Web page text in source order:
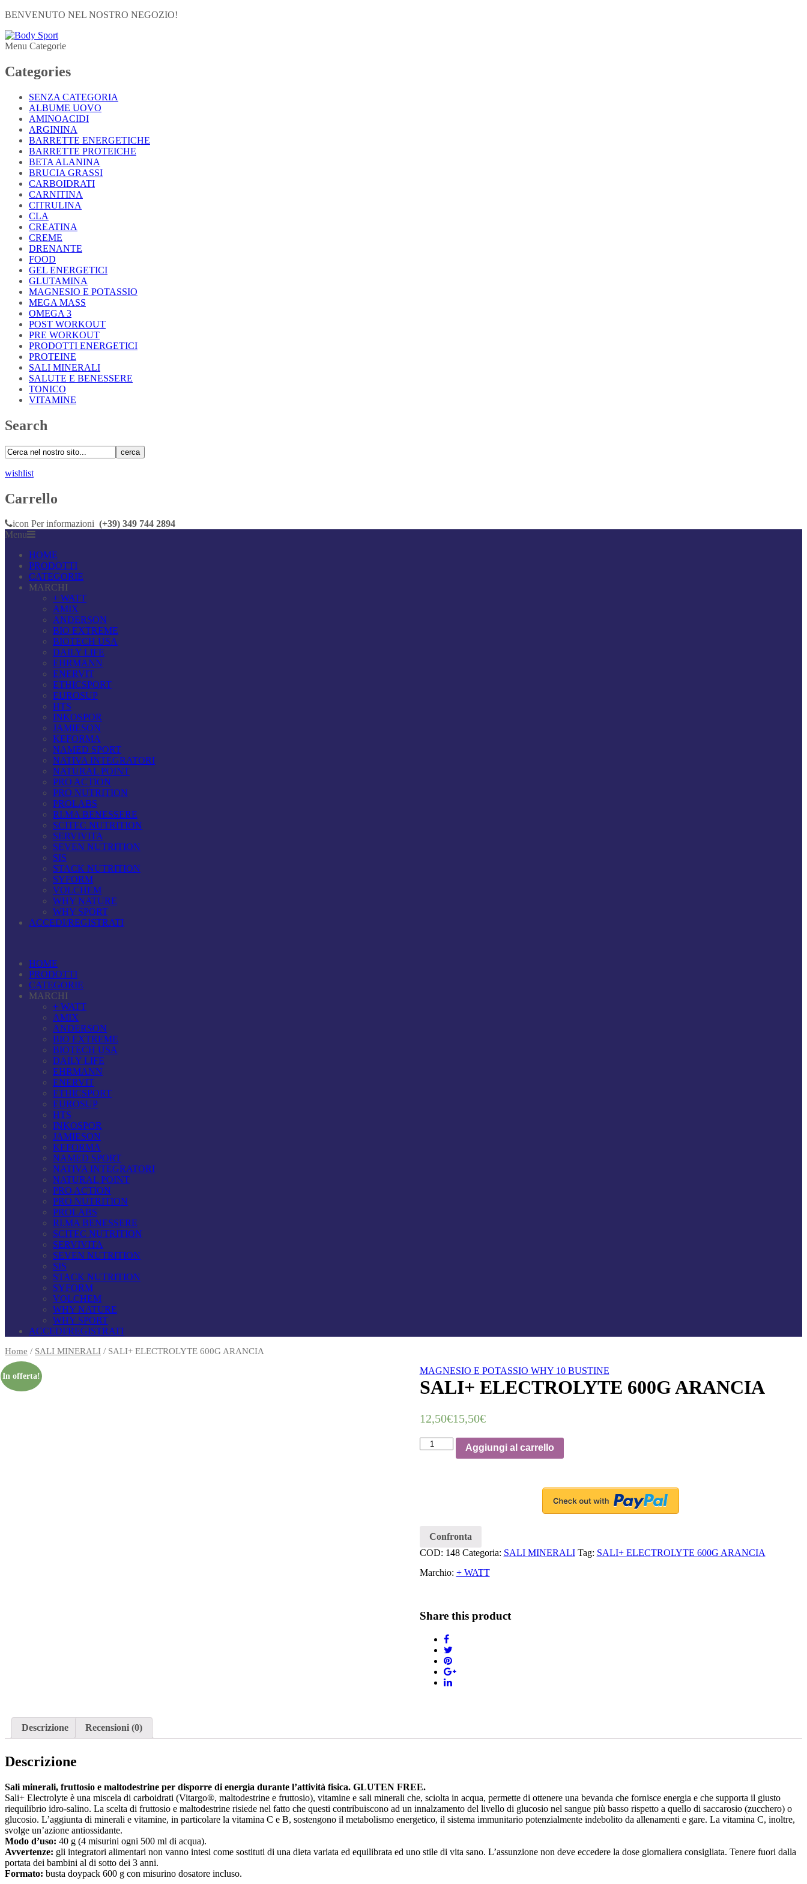
BENVENUTO NEL NOSTRO NEGOZIO!
Menu Categorie
Categories
SENZA CATEGORIA
ALBUME UOVO
AMINOACIDI
ARGININA
BARRETTE ENERGETICHE
BARRETTE PROTEICHE
BETA ALANINA
BRUCIA GRASSI
CARBOIDRATI
CARNITINA
CITRULINA
CLA
CREATINA
CREME
DRENANTE
FOOD
GEL ENERGETICI
GLUTAMINA
MAGNESIO E POTASSIO
MEGA MASS
OMEGA 3
POST WORKOUT
PRE WORKOUT
PRODOTTI ENERGETICI
PROTEINE
SALI MINERALI
SALUTE E BENESSERE
TONICO
VITAMINE
Search
cerca
wishlist
Carrello
icon Per informazioni (+39) 349 744 2894
Menu
HOME
PRODOTTI
CATEGORIE
MARCHI
+ WATT
AMIX
ANDERSON
BIO EXTREME
BIOTECH USA
DAILY LIFE
EHRMANN
ENERVIT
ETHICSPORT
EUROSUP
HTS
INKOSPOR
JAMIESON
KEFORMA
NAMED SPORT
NATIVA INTEGRATORI
NATURAL POINT
PRO ACTION
PRO NUTRITION
PROLABS
RI.MA BENESSERE
SCITEC NUTRITION
SERVIVITA
SEVEN NUTRITION
SIS
STACK NUTRITION
SYFORM
VOLCHEM
WHY NATURE
WHY SPORT
ACCEDI/REGISTRATI
HOME
PRODOTTI
CATEGORIE
MARCHI
+ WATT
AMIX
ANDERSON
BIO EXTREME
BIOTECH USA
DAILY LIFE
EHRMANN
ENERVIT
ETHICSPORT
EUROSUP
HTS
INKOSPOR
JAMIESON
KEFORMA
NAMED SPORT
NATIVA INTEGRATORI
NATURAL POINT
PRO ACTION
PRO NUTRITION
PROLABS
RI.MA BENESSERE
SCITEC NUTRITION
SERVIVITA
SEVEN NUTRITION
SIS
STACK NUTRITION
SYFORM
VOLCHEM
WHY NATURE
WHY SPORT
ACCEDI/REGISTRATI
Home / SALI MINERALI / SALI+ ELECTROLYTE 600G ARANCIA
In offerta!
MAGNESIO E POTASSIO WHY 10 BUSTINE
SALI+ ELECTROLYTE 600G ARANCIA
12,50€15,50€
Quantità
Aggiungi al carrello
Confronta
COD: 148 Categoria: SALI MINERALI Tag: SALI+ ELECTROLYTE 600G ARANCIA
Marchio: + WATT
Share this product
Descrizione Recensioni (0)
Descrizione
Sali minerali, fruttosio e maltodestrine per disporre di energia durante l’attività fisica. GLUTEN FREE.
Sali+ Electrolyte è una miscela di carboidrati (Vitargo®, maltodestrine e fruttosio), vitamine e sali minerali che, sciolta in acqua, permette di ottenere una bevanda che fornisce energia e che supporta il giusto
riequilibrio idro-salino. La scelta di fruttosio e maltodestrine risiede nel fatto che questi contribuiscono ad un innalzamento del livello di glucosio nel sangue più basso rispetto a quello di saccarosio (zucchero) o
glucosio. L’aggiunta di minerali e vitamine, in particolare la vitamina C e B, sostengono il metabolismo energetico, il sistema immunitario potenzialmente indebolito da allenamenti e gare. La vitamina C, inoltre,
svolge un’azione antiossidante.
Modo d’uso: 40 g (4 misurini ogni 500 ml di acqua).
Avvertenze: gli integratori alimentari non vanno intesi come sostituti di una dieta variata ed equilibrata ed uno stile di vita sano. L’assunzione non deve eccedere la dose giornaliera consigliata. Tenere fuori dalla
portata dei bambini al di sotto dei 3 anni.
Formato: busta doypack 600 g con misurino dosatore incluso.